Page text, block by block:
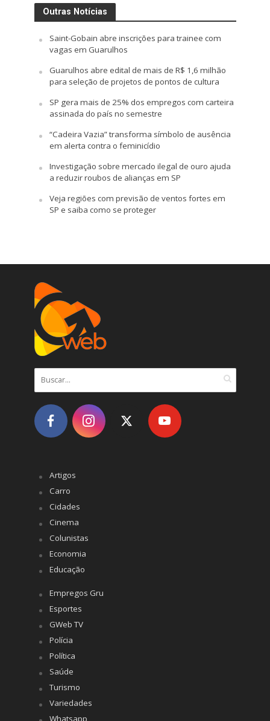
Outras Notícias
Saint-Gobain abre inscrições para trainee com
vagas em Guarulhos
Guarulhos abre edital de mais de R$ 1,6 milhão
para seleção de projetos de pontos de cultura
SP gera mais de 25% dos empregos com carteira
assinada do país no semestre
“Cadeira Vazia” transforma símbolo de ausência
em alerta contra o feminicídio
Investigação sobre mercado ilegal de ouro ajuda
a reduzir roubos de alianças em SP
Veja regiões com previsão de ventos fortes em
SP e saiba como se proteger
Artigos
Carro
Cidades
Cinema
Colunistas
Economia
Educação
Empregos Gru
Esportes
GWeb TV
Polícia
Política
Saúde
Turismo
Variedades
Whatsapp